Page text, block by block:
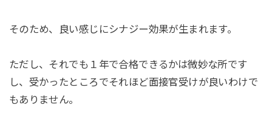
そのため、良い感じにシナジー効果が生まれます。
ただし、それでも１年で合格できるかは微妙な所です
し、受かったところでそれほど面接官受けが良いわけで
もありません。